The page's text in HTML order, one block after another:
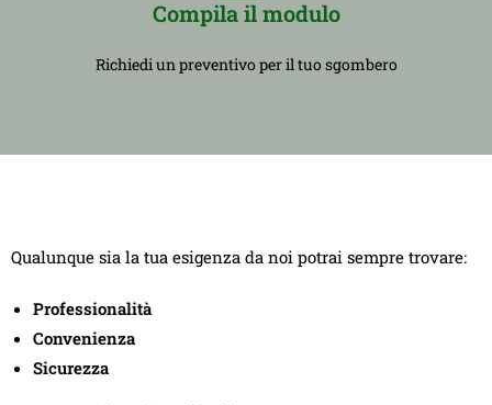
Compila il modulo
Richiedi un preventivo per il tuo sgombero
Qualunque sia la tua esigenza da noi potrai sempre trovare:
Professionalità
Convenienza
Sicurezza